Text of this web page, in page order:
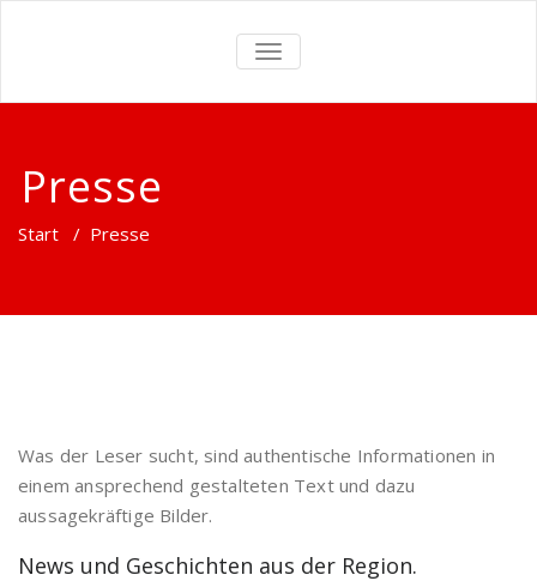
TOGGLE
Presse
Start / Presse
Was der Leser sucht, sind authentische Informationen in
einem ansprechend gestalteten Text und dazu
aussagekräftige Bilder.
News und Geschichten aus der Region.